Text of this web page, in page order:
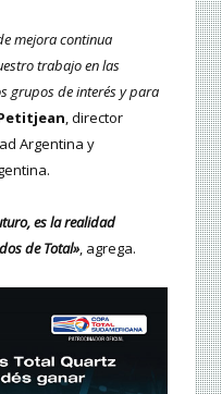
mejora continua
trabajo en las
grupos de interés y para
, director
Argentina y
es la realidad
de Total», agrega.